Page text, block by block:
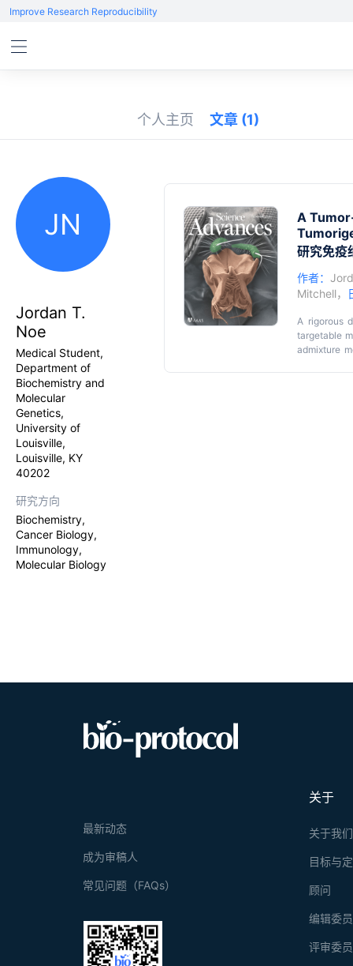
Improve Research Reproducibility
个人主页 文章 (1)
JN
Jordan T.
Noe
Medical Student,
Department of
Biochemistry and
Molecular
Genetics,
University of
Louisville,
Louisville, KY
40202
研究方向
Biochemistry,
Cancer Biology,
Immunology,
Molecular Biology
A
研究免疫
作者：
Mitchell，
A rigorous
targetable
admixture
关于
关于我们
目标与
顾问
编辑委
评审委
最新动态
成为审稿人
常见问题（FAQs）